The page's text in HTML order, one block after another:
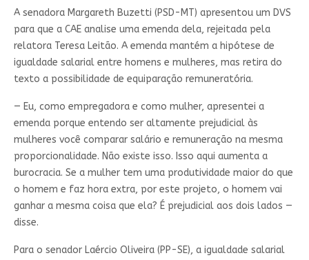
A senadora Margareth Buzetti (PSD-MT) apresentou um DVS
para que a CAE analise uma emenda dela, rejeitada pela
relatora Teresa Leitão. A emenda mantém a hipótese de
igualdade salarial entre homens e mulheres, mas retira do
texto a possibilidade de equiparação remuneratória.
— Eu, como empregadora e como mulher, apresentei a
emenda porque entendo ser altamente prejudicial às
mulheres você comparar salário e remuneração na mesma
proporcionalidade. Não existe isso. Isso aqui aumenta a
burocracia. Se a mulher tem uma produtividade maior do que
o homem e faz hora extra, por este projeto, o homem vai
ganhar a mesma coisa que ela? É prejudicial aos dois lados —
disse.
Para o senador Laércio Oliveira (PP-SE), a igualdade salarial